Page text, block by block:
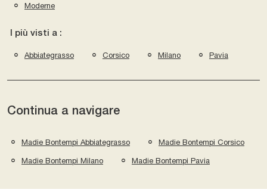
Moderne
I più visti a :
Abbiategrasso Corsico Milano Pavia
Continua a navigare
Madie Bontempi Abbiategrasso Madie Bontempi Corsico
Madie Bontempi Milano Madie Bontempi Pavia